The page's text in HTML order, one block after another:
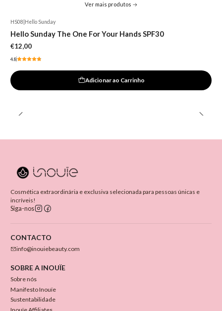
Ver mais produtos
HS08 Hello Sunday
Hello Sunday The One For Your Hands SPF30
€12,00
4.8
Adicionar ao Carrinho
Cosmética extraordinária e exclusiva selecionada para pessoas únicas e
incríveis!
Siga-nos
CONTACTO
info@inouiebeauty.com
SOBRE A INOUÏE
Sobre nós
Manifesto Inouïe
Sustentabilidade